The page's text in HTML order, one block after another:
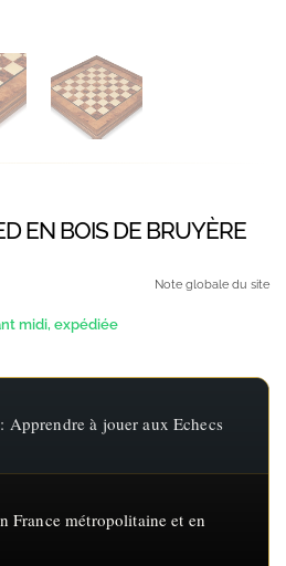
EN BOIS DE BRUYÈRE
midi, expédiée
Note globale du site
à jouer aux Echecs
France métropolitaine et en